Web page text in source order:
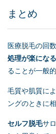
まとめ
医療脱毛の回
処理が楽にな
ることが一般的
毛質や肌質に
ングのときに
セルフ脱毛サ